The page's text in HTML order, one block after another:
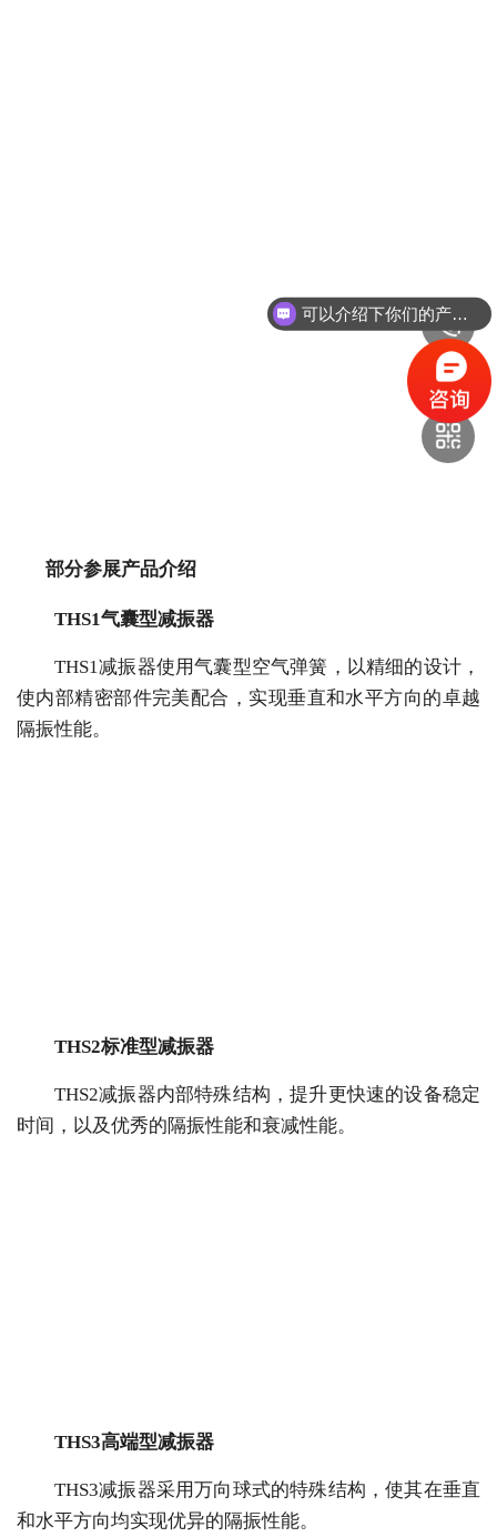
部分参展产品介绍
THS1气囊型减振器
THS1减振器使用气囊型空气弹簧，以精细的设计，
使内部精密部件完美配合，实现垂直和水平方向的卓越
隔振性能。
THS2标准型减振器
THS2减振器内部特殊结构，提升更快速的设备稳定
时间，以及优秀的隔振性能和衰减性能。
THS3高端型减振器
THS3减振器采用万向球式的特殊结构，使其在垂直
和水平方向均实现优异的隔振性能。
可以介绍下你们的产品么？